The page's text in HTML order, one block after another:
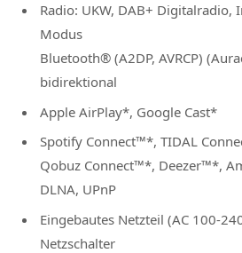
Radio: UKW, DAB+ Digitalradio,
Modus
Bluetooth® (A2DP, AVRCP)
bidirektional
Apple AirPlay*, Google Cast*
Spotify Connect™*, TIDAL
Qobuz Connect™*, Deezer™*,
DLNA, UPnP
Eingebautes Netzteil (AC 100-
Netzschalter